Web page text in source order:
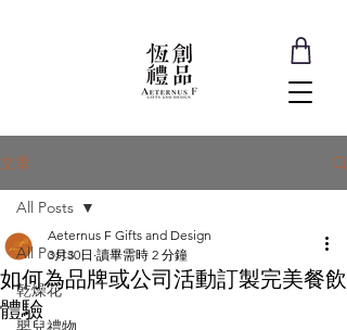
文章
All Posts
乾燥花
All Posts
如何為品牌或公司活動訂製完美餐飲
體驗
Aeternus F Gifts and Design
3月30日 讀畢需時 2 分鐘